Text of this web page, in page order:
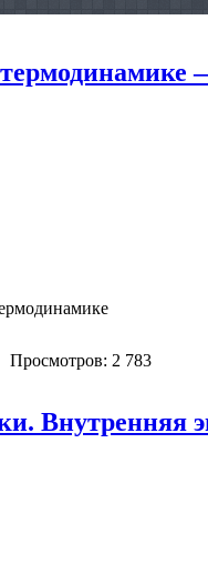
Просмотров: 2 783
Внутренняя